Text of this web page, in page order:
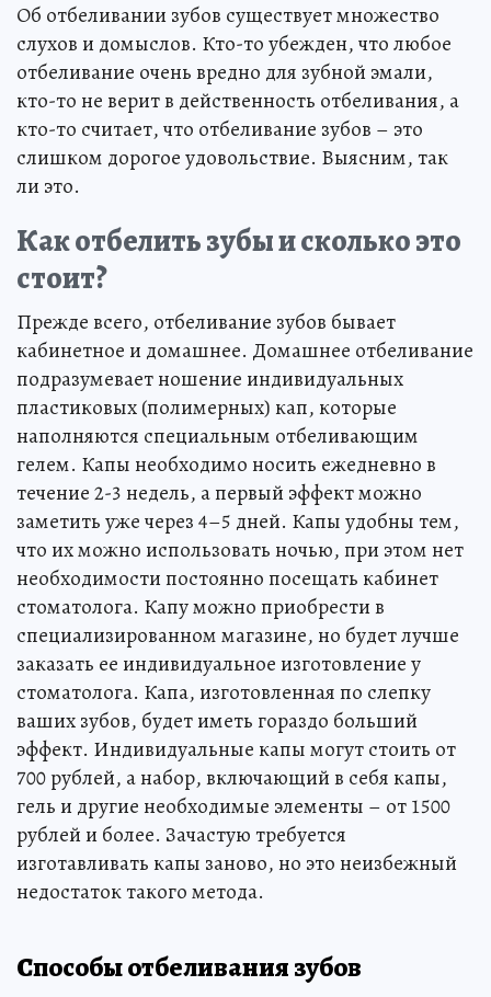
Об отбеливании зубов существует множество
слухов и домыслов. Кто-то убежден, что любое
отбеливание очень вредно для зубной эмали,
кто-то не верит в действенность отбеливания, а
кто-то считает, что отбеливание зубов – это
слишком дорогое удовольствие. Выясним, так
ли это.
Как отбелить зубы и сколько это
стоит?
Прежде всего, отбеливание зубов бывает
кабинетное и домашнее. Домашнее отбеливание
подразумевает ношение индивидуальных
пластиковых (полимерных) кап, которые
наполняются специальным отбеливающим
гелем. Капы необходимо носить ежедневно в
течение 2-3 недель, а первый эффект можно
заметить уже через 4–5 дней. Капы удобны тем,
что их можно использовать ночью, при этом нет
необходимости постоянно посещать кабинет
стоматолога. Капу можно приобрести в
специализированном магазине, но будет лучше
заказать ее индивидуальное изготовление у
стоматолога. Капа, изготовленная по слепку
ваших зубов, будет иметь гораздо больший
эффект. Индивидуальные капы могут стоить от
700 рублей, а набор, включающий в себя капы,
гель и другие необходимые элементы – от 1500
рублей и более. Зачастую требуется
изготавливать капы заново, но это неизбежный
недостаток такого метода.
Способы отбеливания зубов